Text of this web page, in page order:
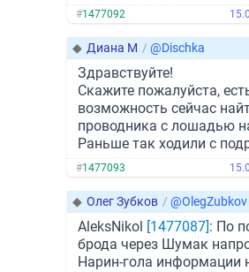
#1477092
◆ Диана М / @Dischka
Здравствуйте!
Скажите пожалуйста,
возможность сейчас
проводника с лошадью
Раньше так ходили с
#1477093
◆ Олег Зубков / @OlegZubkov
AleksNikol [1477087]: По
брода через Шумак
Нарин-гола информации